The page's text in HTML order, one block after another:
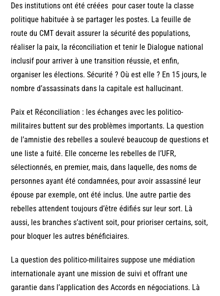
Des institutions ont été créées pour caser toute la classe
politique habituée à se partager les postes. La feuille de
route du CMT devait assurer la sécurité des populations,
réaliser la paix, la réconciliation et tenir le Dialogue national
inclusif pour arriver à une transition réussie, et enfin,
organiser les élections. Sécurité ? Où est elle ? En 15 jours, le
nombre d’assassinats dans la capitale est hallucinant.
Paix et Réconciliation : les échanges avec les politico-
militaires buttent sur des problèmes importants. La question
de l’amnistie des rebelles a soulevé beaucoup de questions et
une liste a fuité. Elle concerne les rebelles de l’UFR,
sélectionnés, en premier, mais, dans laquelle, des noms de
personnes ayant été condamnées, pour avoir assassiné leur
épouse par exemple, ont été inclus. Une autre partie des
rebelles attendent toujours d’être édifiés sur leur sort. Là
aussi, les branches s’activent soit, pour prioriser certains, soit,
pour bloquer les autres bénéficiaires.
La question des politico-militaires suppose une médiation
internationale ayant une mission de suivi et offrant une
garantie dans l’application des Accords en négociations. Là